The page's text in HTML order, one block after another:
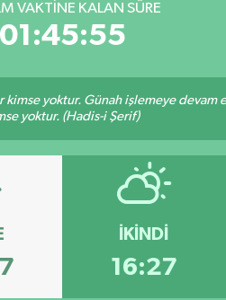
VAKTİNE KALAN SÜRE
01:45:55
yoktur. Günah işlemeye devam
yoktur. (Hadis-i Şerif)
İKINDI
16:27